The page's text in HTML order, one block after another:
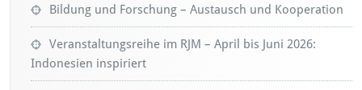
Bildung und Forschung – Austausch und Kooperation
Veranstaltungsreihe im RJM – April bis Juni 2026:
Indonesien inspiriert